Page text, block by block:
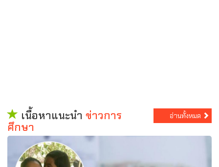
เนื้อหาแนะนำ ข่าวการ
ศึกษา
อ่านทั้งหมด